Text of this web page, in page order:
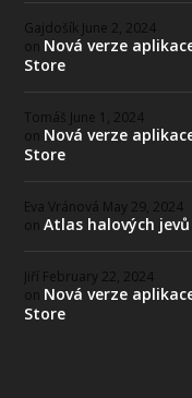
Gajdošík June 2, 2024
on Nová verze
Store
Tomáš
June 1, 2024
on Nová verze
Store
Eva Vránová May 29, 2024
onAtlas halových jevů
Jiří February 22, 2024
on Nová verze
Store